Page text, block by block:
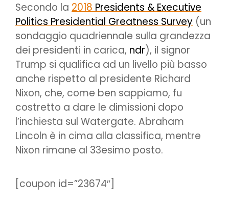
Secondo la 2018 Presidents & Executive
Politics Presidential Greatness Survey (un
sondaggio quadriennale sulla grandezza
dei presidenti in carica, ndr), il signor
Trump si qualifica ad un livello più basso
anche rispetto al presidente Richard
Nixon, che, come ben sappiamo, fu
costretto a dare le dimissioni dopo
l’inchiesta sul Watergate. Abraham
Lincoln è in cima alla classifica, mentre
Nixon rimane al 33esimo posto.
[coupon id=”23674″]